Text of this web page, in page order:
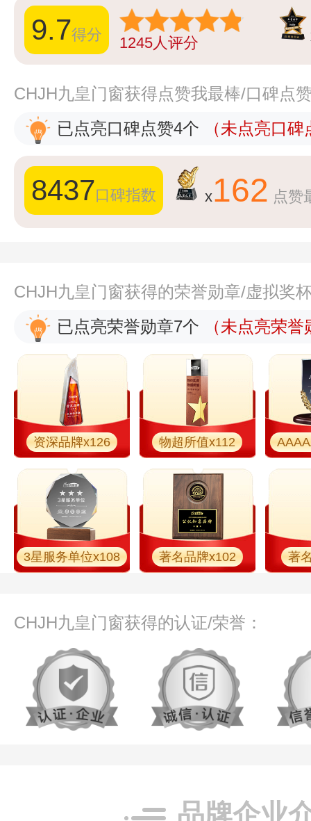
9.7得分 1245人评分
CHJH九皇门窗获得点赞我最棒/口碑点
已点亮口碑点赞4个
（未点亮口
8437口碑指数 x162 点赞
CHJH九皇门窗获得的荣誉勋章/虚拟奖
已点亮荣誉勋章7个
（未点亮荣
资深品牌x126 物超所值x112
3星服务单位x108 著名品牌x102 著
CHJH九皇门窗获得的认证/荣誉：
品牌企业